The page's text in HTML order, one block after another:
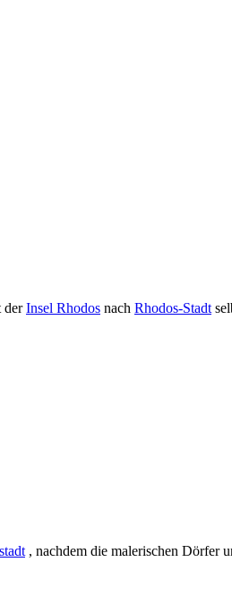
derInsel Rhodos nach Rhodos-Stadt
, nachdem die malerischen Dörfer